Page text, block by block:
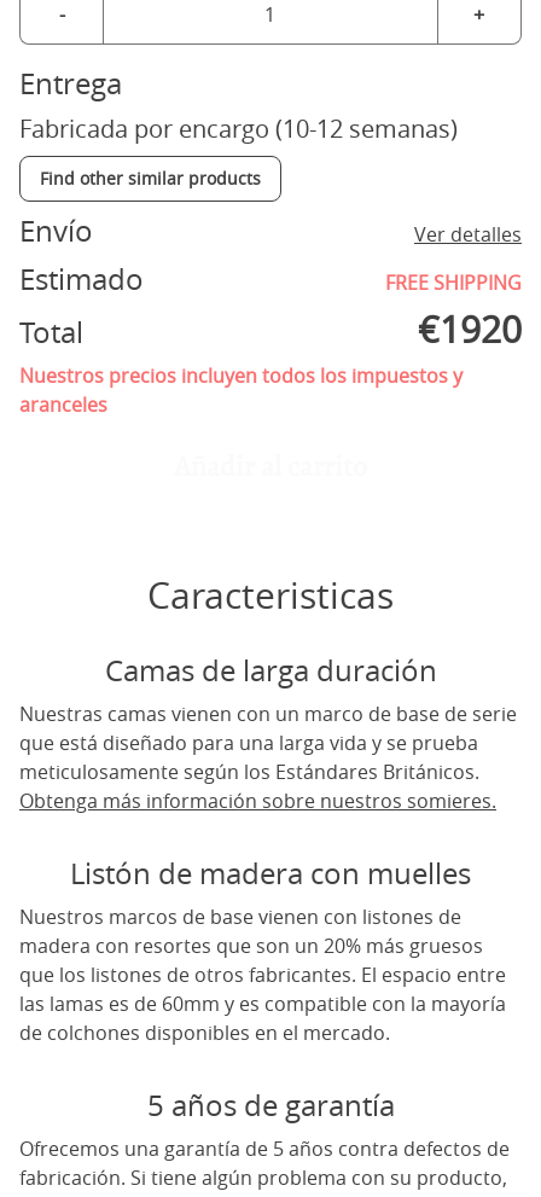
- +
Entrega
Fabricada por encargo (10-12 semanas)
Find other similar products
Envío Ver detalles
Estimado FREE SHIPPING
Total €1920
Nuestros precios incluyen todos los impuestos y
aranceles
Caracteristicas
Camas de larga duración
Nuestras camas vienen con un marco de base de serie
que está diseñado para una larga vida y se prueba
meticulosamente según los Estándares Británicos.
Obtenga más información sobre nuestros somieres.
Listón de madera con muelles
Nuestros marcos de base vienen con listones de
madera con resortes que son un 20% más gruesos
que los listones de otros fabricantes. El espacio entre
las lamas es de 60mm y es compatible con la mayoría
de colchones disponibles en el mercado.
5 años de garantía
Ofrecemos una garantía de 5 años contra defectos de
fabricación. Si tiene algún problema con su producto,